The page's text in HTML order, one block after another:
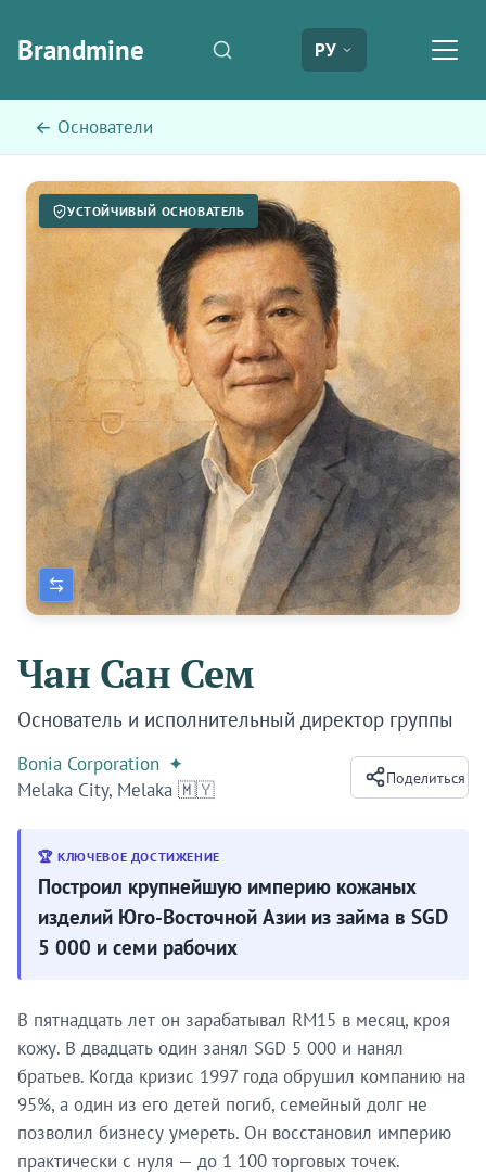
Brandmine РУ
← Основатели
УСТОЙЧИВЫЙ ОСНОВАТЕЛЬ
Чан Сан Сем
Основатель и исполнительный директор группы
Bonia Corporation ✦
Melaka City, Melaka 🇲🇾
Поделиться
🏆 КЛЮЧЕВОЕ ДОСТИЖЕНИЕ
Построил крупнейшую империю кожаных
изделий Юго-Восточной Азии из займа в SGD
5 000 и семи рабочих
В пятнадцать лет он зарабатывал RM15 в месяц, кроя
кожу. В двадцать один занял SGD 5 000 и нанял
братьев. Когда кризис 1997 года обрушил компанию на
95%, а один из его детей погиб, семейный долг не
позволил бизнесу умереть. Он восстановил империю
практически с нуля — до 1 100 торговых точек.